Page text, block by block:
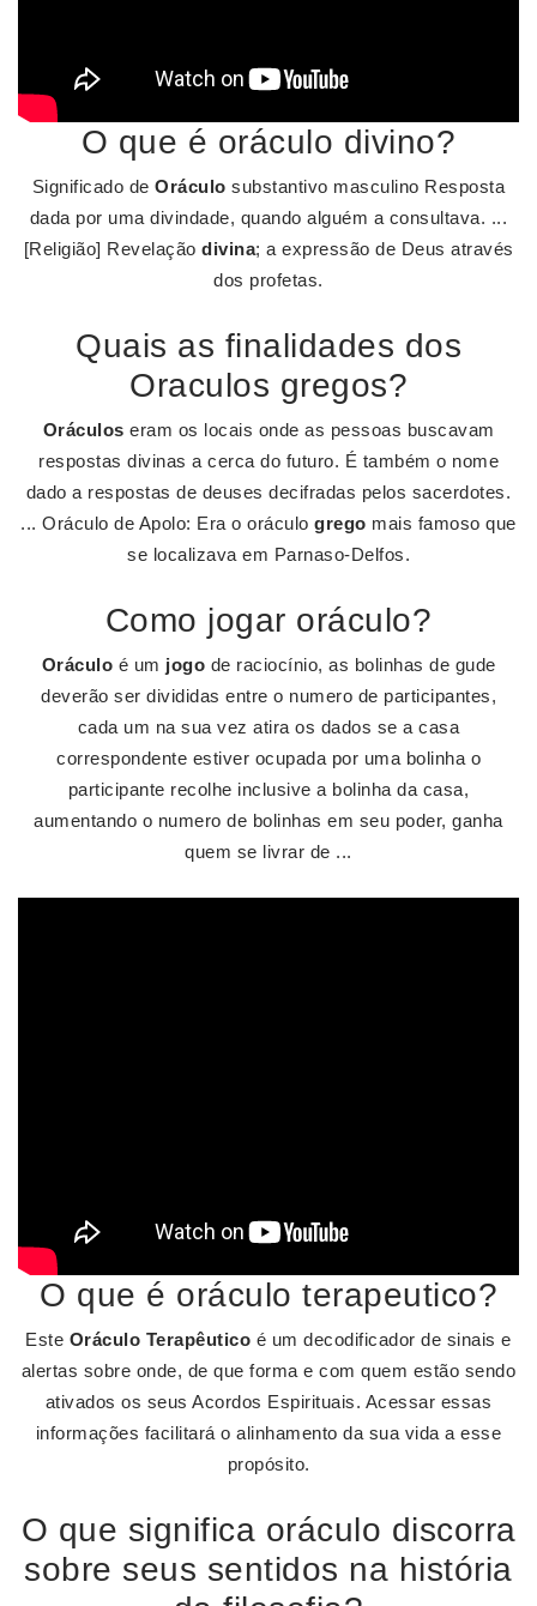
O que é oráculo divino?
Significado deOráculo substantivo masculino Resposta
dada por uma divindade, quando alguém a consultava. ...
[Religião] Revelação divina; a expressão de Deus através
dos profetas.
Quais as finalidades dos
Oraculos gregos?
Oráculos eram os locais onde as pessoas buscavam
respostas divinas a cerca do futuro. É também o nome
dado a respostas de deuses decifradas pelos sacerdotes.
... Oráculo de Apolo: Era o oráculogrego mais famoso que
se localizava em Parnaso-Delfos.
Como jogar oráculo?
Oráculo é um jogo de raciocínio, as bolinhas de gude
deverão ser divididas entre o numero de participantes,
cada um na sua vez atira os dados se a casa
correspondente estiver ocupada por uma bolinha o
participante recolhe inclusive a bolinha da casa,
aumentando o numero de bolinhas em seu poder, ganha
quem se livrar de ...
O que é oráculo terapeutico?
Este Oráculo Terapêutico é um decodificador de sinais e
alertas sobre onde, de que forma e com quem estão sendo
ativados os seus Acordos Espirituais. Acessar essas
informações facilitará o alinhamento da sua vida a esse
propósito.
O que significa oráculo discorra
sobre seus sentidos na história